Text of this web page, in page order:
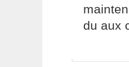
du aux